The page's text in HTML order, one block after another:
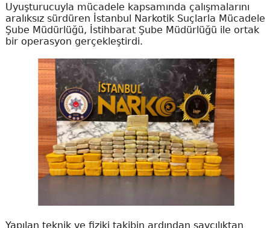
Uyuşturucuyla mücadele kapsamında çalışmalarını
aralıksız sürdüren İstanbul Narkotik Suçlarla Mücadele
Şube Müdürlüğü, İstihbarat Şube Müdürlüğü ile ortak
bir operasyon gerçekleştirdi.
Yapılan teknik ve fiziki takibin ardından savcılıktan